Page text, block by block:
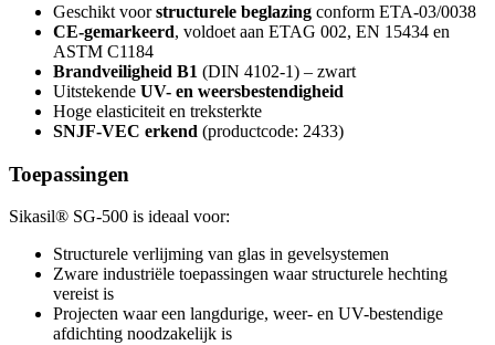
Geschikt voorstructurele beglazing conform ETA-03/0038
CE-gemarkeerd, voldoet aan ETAG 002, EN 15434 en
ASTM C1184
Brandveiligheid B1 (DIN 4102-1) – zwart
Uitstekende UV- en weersbestendigheid
Hoge elasticiteit en treksterkte
SNJF-VEC erkend (productcode: 2433)
Toepassingen
Sikasil® SG-500 is ideaal voor:
Structurele verlijming van glas in gevelsystemen
Zware industriële toepassingen waar structurele hechting
vereist is
Projecten waar een langdurige, weer- en UV-bestendige
afdichting noodzakelijk is